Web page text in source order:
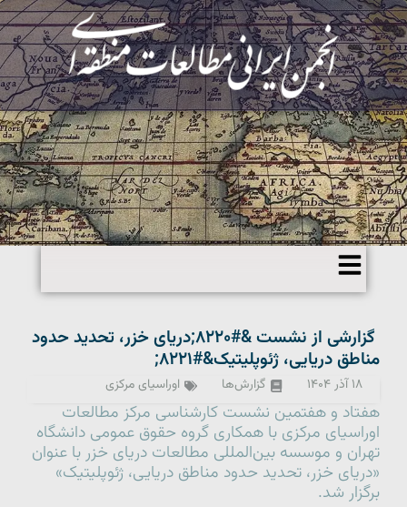
گزارشی از نشست &#۸۲۲۰;دریای خزر، تحدید حدود
مناطق دریایی، ژئوپلیتیک&#۸۲۲۱;
۱۸ آذر ۱۴۰۴ گزارش‌ها اوراسیای مرکزی
هفتاد و هفتمین نشست کارشناسی مرکز مطالعات
اوراسیای مرکزی با همکاری گروه حقوق عمومی دانشگاه
تهران و موسسه بین‌المللی مطالعات دریای خزر با عنوان
«دریای خزر، تحدید حدود مناطق دریایی، ژئوپلیتیک»
برگزار شد.